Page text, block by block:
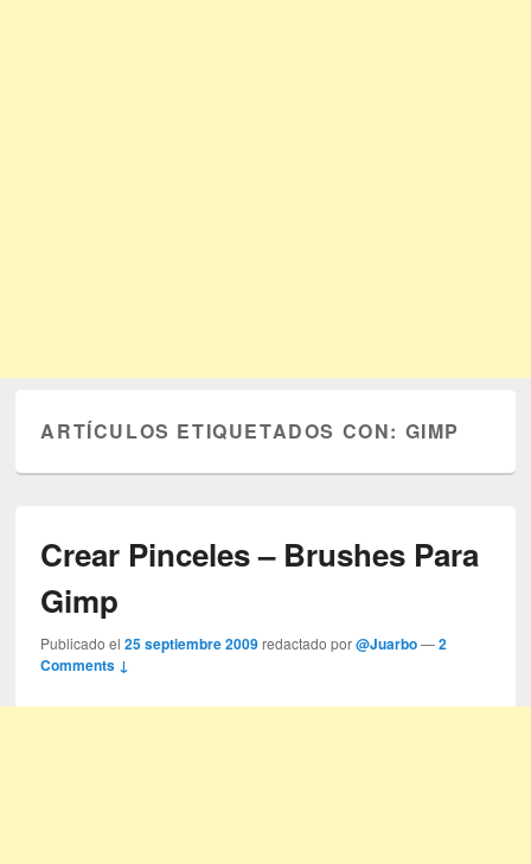
ARTÍCULOS ETIQUETADOS CON: GIMP
Crear Pinceles – Brushes Para
Gimp
Publicado el25 septiembre 2009 redactado por@Juarbo —2
Comments ↓